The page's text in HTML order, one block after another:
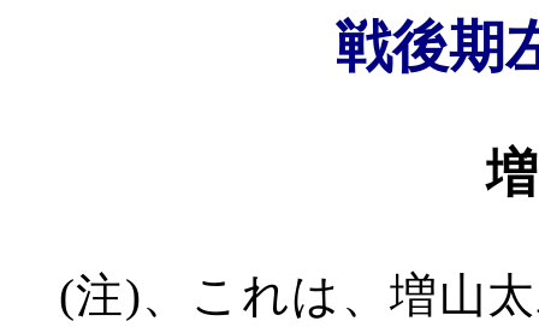
戦後期
(注)、これは、増山